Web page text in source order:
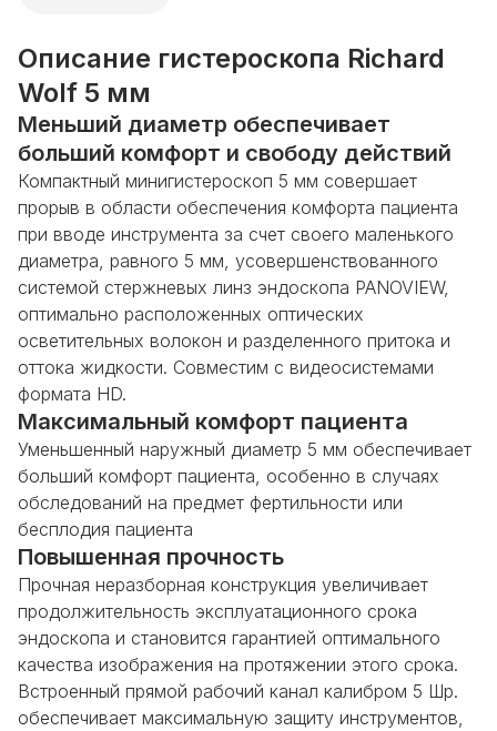
Описание гистероскопа Richard
Wolf 5 мм
Меньший диаметр обеспечивает
больший комфорт и свободу действий
Компактный минигистероскоп 5 мм совершает
прорыв в области обеспечения комфорта пациента
при вводе инструмента за счет своего маленького
диаметра, равного 5 мм, усовершенствованного
системой стержневых линз эндоскопа PANOVIEW,
оптимально расположенных оптических
осветительных волокон и разделенного притока и
оттока жидкости. Совместим с видеосистемами
формата HD.
Максимальный комфорт пациента
Уменьшенный наружный диаметр 5 мм обеспечивает
больший комфорт пациента, особенно в случаях
обследований на предмет фертильности или
бесплодия пациента
Повышенная прочность
Прочная неразборная конструкция увеличивает
продолжительность эксплуатационного срока
эндоскопа и становится гарантией оптимального
качества изображения на протяжении этого срока.
Встроенный прямой рабочий канал калибром 5 Шр.
обеспечивает максимальную защиту инструментов,